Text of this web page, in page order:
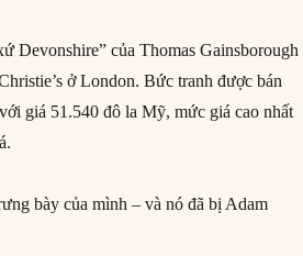
Devonshire” của Thomas Gainsborough
ở London. Bức tranh được bán
giá 51.540 đô la Mỹ, mức giá cao nhất
bày của mình – và nó đã bị Adam
công tước xứ Devonshire’ được đấu